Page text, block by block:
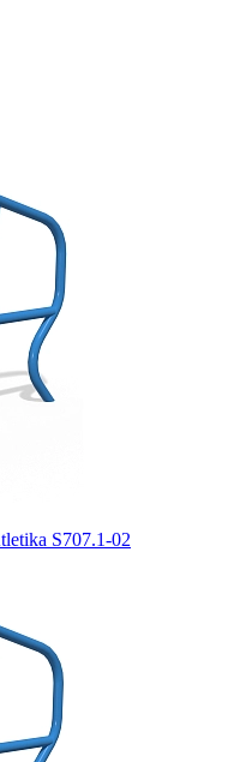
S707.1-02